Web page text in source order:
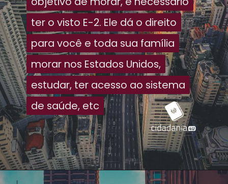
ter o visto E-2. Ele dá o direito
para você e toda sua família
morar nos Estados Unidos,
estudar, ter acesso ao sistema
de saúde, etc
ter o visto E-2. Ele dá o direito
para você e toda sua família
morar nos Estados Unidos,
estudar, ter acesso ao sistema
de saúde, etc